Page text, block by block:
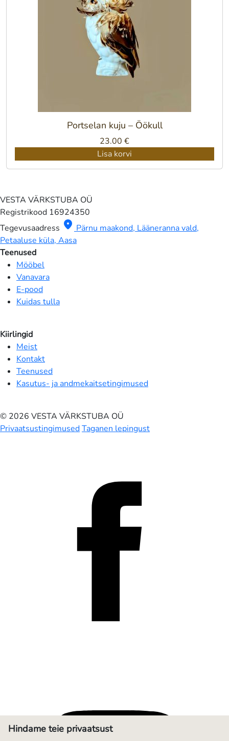
Portselan kuju – Öökull
23.00 €
Lisa korvi
VESTA VÄRKSTUBA OÜ
Registrikood 16924350
Tegevusaadress location_on Pärnu maakond, Lääneranna vald,
Petaaluse küla, Aasa
Teenused
Mööbel
Vanavara
E-pood
Kuidas tulla
Kiirlingid
Meist
Kontakt
Teenused
Kasutus- ja andmekaitsetingimused
© 2026 VESTA VÄRKSTUBA OÜ
PrivaatsustingimusedTaganen lepingust
Hindame teie privaatsust